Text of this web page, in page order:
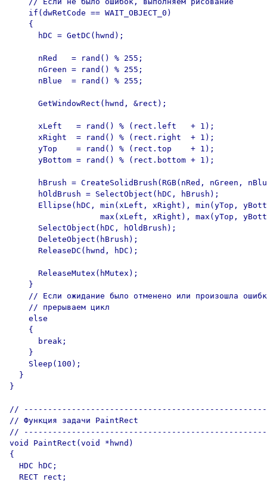
    if(dwRetCode == WAIT_OBJECT_0)
    {
      hDC = GetDC(hwnd);
      nRed   = rand() % 255;
      nGreen = rand() % 255;
      nBlue  = rand() % 255;
      GetWindowRect(hwnd, &rect);
      xLeft   = rand() % (rect.left   + 1);
      xRight  = rand() % (rect.right  + 1);
      yTop    = rand() % (rect.top    + 1);
      yBottom = rand() % (rect.bottom + 1);
hBrush = CreateSolidBrush(RGB(nRed, nGreen,
      hOldBrush = SelectObject(hDC, hBrush);
Ellipse(hDC, min(xLeft, xRight), min(yTop,
max(xLeft, xRight), max(yTop,
      SelectObject(hDC, hOldBrush);
      DeleteObject(hBrush);
      ReleaseDC(hwnd, hDC);
      ReleaseMutex(hMutex);
    }
// Если ожидание было отменено или произошла
    // прерываем цикл
    else
    {
      break;
    }
    Sleep(100);
  }
}
//
// Функция задачи PaintRect
//
void PaintRect(void *hwnd)
{
  HDC hDC;
  RECT rect;